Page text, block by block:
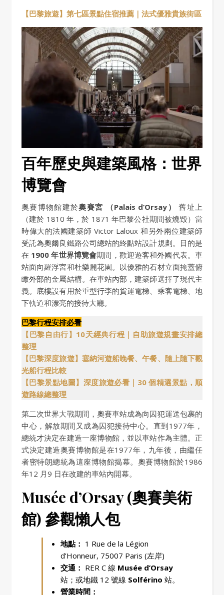
【巴黎旅遊】第七區景點住宿推薦｜法式優雅貴族街區
百年歷史與建築風格：世界
博覽會
奧賽博物館建於奧賽宮 （Palais d’Orsay）舊址上
（建於 1810 年，於 1871 年巴黎公社期間被燒毀）當
時偉大的法國建築師 Victor Laloux 和另外兩位建築師
受託為奧爾良鐵路公司總站的終點站設計規劃。目的是
在 1900 年世界博覽會期間，歡迎遊客和外國代表。車
站面向羅浮宮和杜樂麗花園。以優雅的石材立面掩蓋俯
瞰外部的金屬結構。在車站內部，建築師選擇了現代主
義。底樓設有用於重型行李的貨運電梯、乘客電梯、地
下軌道和漂亮的接待大廳。
巴黎行程安排必看
【巴黎自由行】10天經典行程｜自助旅遊規畫安排總
整理
【巴黎深度旅遊】塞納河遊船晚餐、午餐、隨上隨下觀
光船行程比較
【巴黎景點地圖】深度旅遊必看｜30 個精選景點，順
遊路線總整理
第二次世界大戰期間，奧賽車站成為向囚犯運送包裹的
中心，解放期間又成為囚犯接待中心。直到1977年，
總統才決定在建造一座博物館，並以車站作為主體。正
式決定建造奧賽博物館是在1977年，九年後，由繼任
者密特朗總統為這座博物館揭幕。奧賽博物館於1986
年12 月9 日在改建的車站內開幕。
Musée d’Orsay (奧賽美術
館) 參觀懶人包
地點： 1 Rue de la Légion
d’Honneur, 75007 Paris (左岸)
交通： RER C 線 Musée d’Orsay
站；或地鐵 12 號線 Solférino 站。
營業時間：